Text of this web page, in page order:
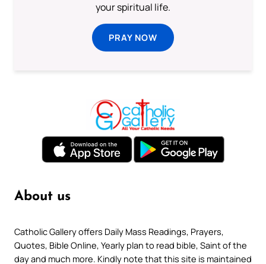
your spiritual life.
PRAY NOW
About us
Catholic Gallery offers Daily Mass Readings, Prayers,
Quotes, Bible Online, Yearly plan to read bible, Saint of the
day and much more. Kindly note that this site is maintained